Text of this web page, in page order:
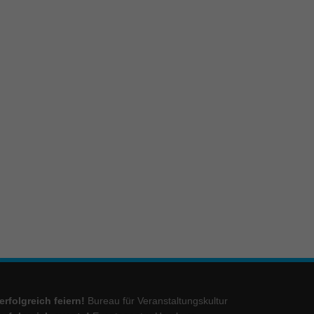
erfolgreich feiern! Bureau für Veranstaltungskultur